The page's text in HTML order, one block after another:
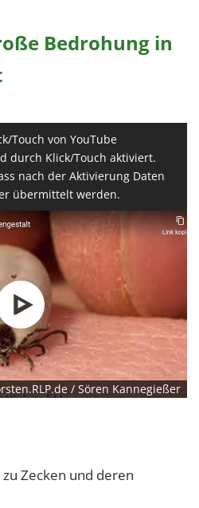
Bedrohung in
Touch von YouTube
durch Klick/Touch aktiviert.
nach der Aktivierung Daten
übermittelt werden.
/ Sören Kannegießer
Zecken und deren